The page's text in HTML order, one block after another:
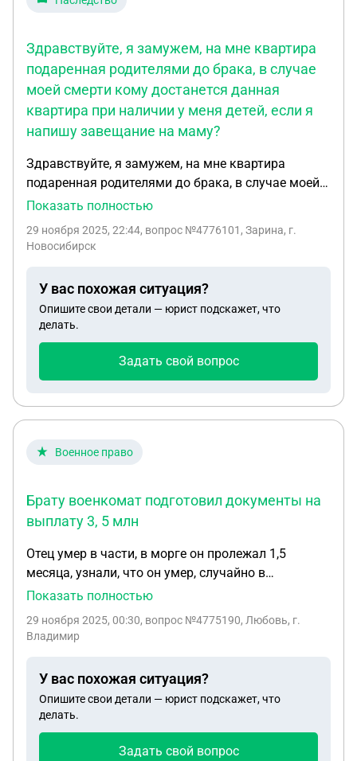
Здравствуйте, я замужем, на мне квартира
подаренная родителями до брака, в случае
моей смерти кому достанется данная
квартира при наличии у меня детей, если я
напишу завещание на маму?
Здравствуйте, я замужем, на мне квартира
подаренная родителями до брака, в случае моей
смерти кому достанется данная квартира при
на маму ? Спасибо за совет
Показать полностью
29 ноября 2025, 22:44, вопрос №4776101, Зарина, г.
Новосибирск
У вас похожая ситуация?
Опишите свои детали — юрист подскажет, что
делать.
Задать свой вопрос
Военное право
Брату военкомат подготовил документы на
выплату 3, 5 млн
Отец умер в части, в морге он пролежал 1,5
месяца, узнали, что он умер, случайно в
военкомате, сообщения не было, мне 30 лет,
пьющий он был, с детьми не общался, жил один.
выплаты получить не положено, но есть выплата
5 млн, как мне быть.Отправляю справку о смерти
Показать полностью
29 ноября 2025, 00:30, вопрос №4775190, Любовь, г.
Владимир
У вас похожая ситуация?
Опишите свои детали — юрист подскажет, что
делать.
Задать свой вопрос